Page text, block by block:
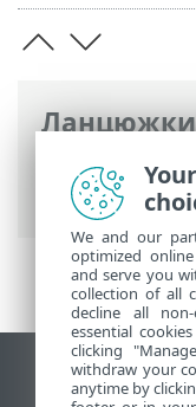
Ланцюжки
Інтерактивна
Security for
Переглянути
We and our
optimized
and serve you
collection of all
decline all
essential
clicking
withdraw your
anytime by